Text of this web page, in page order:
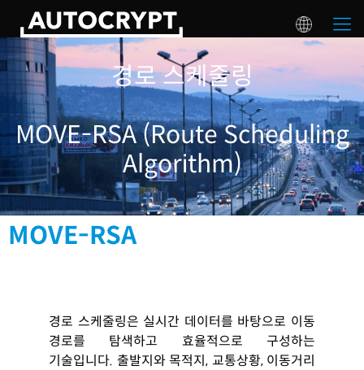
경로 스케줄링
MOVE-RSA (Route Scheduling
Algorithm)
MOVE-RSA
경로 스케줄링은 실시간 데이터를 바탕으로 이동
경로를 탐색하고 효율적으로 구성하는
기술입니다. 출발지와 목적지 , 교통상황,이동거리